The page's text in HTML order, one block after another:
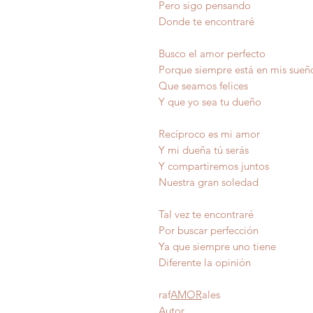
Pero sigo pensando
Donde te encontraré
Busco el amor perfecto
Porque siempre está en mis
Que seamos felices
Y que yo sea tu dueño
Recíproco es mi amor
Y mi dueña tú serás
Y compartiremos juntos
Nuestra gran soledad
Tal vez te encontraré
Por buscar perfección
Ya que siempre uno
Diferente la
rafAMORales